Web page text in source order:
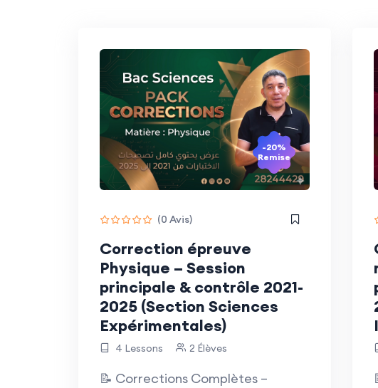
-20%
Remise
(0 Avis)
Correction épreuve
Physique – Session
principale & contrôle 2021-
2025 (Section Sciences
Expérimentales)
4 Lessons 2 Élèves
📝 Corrections Complètes –